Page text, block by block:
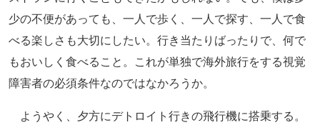
少の不便があっても、一人で歩く、一人で探す、一人で食
べる楽しさも大切にしたい。行き当たりばったりで、何で
もおいしく食べること。これが単独で海外旅行をする視覚
障害者の必須条件なのではなかろうか。
ようやく、夕方にデトロイト行きの飛行機に搭乗する。